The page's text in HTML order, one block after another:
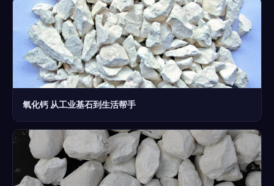
氧化钙 从工业基石到生活帮手